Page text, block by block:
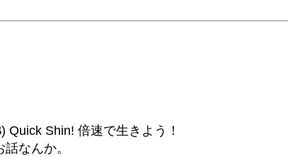
Quick Shin! 倍速で生きよう！
なんか。